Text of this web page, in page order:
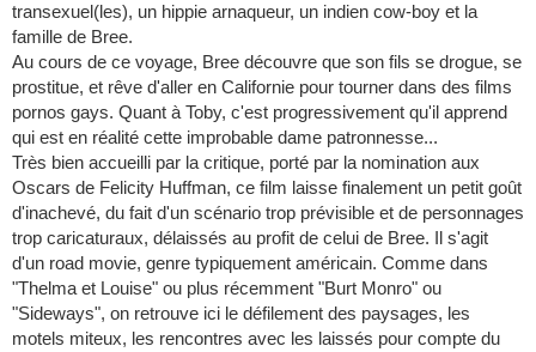
transexuel(les), un hippie arnaqueur, un indien cow-boy et la
famille de Bree.
Au cours de ce voyage, Bree découvre que son fils se drogue, se
prostitue, et rêve d'aller en Californie pour tourner dans des films
pornos gays. Quant à Toby, c'est progressivement qu'il apprend
qui est en réalité cette improbable dame patronnesse...
Très bien accueilli par la critique, porté par la nomination aux
Oscars de Felicity Huffman, ce film laisse finalement un petit goût
d'inachevé, du fait d'un scénario trop prévisible et de personnages
trop caricaturaux, délaissés au profit de celui de Bree. Il s'agit
d'un road movie, genre typiquement américain. Comme dans
"Thelma et Louise" ou plus récemment "Burt Monro" ou
"Sideways", on retrouve ici le défilement des paysages, les
motels miteux, les rencontres avec les laissés pour compte du